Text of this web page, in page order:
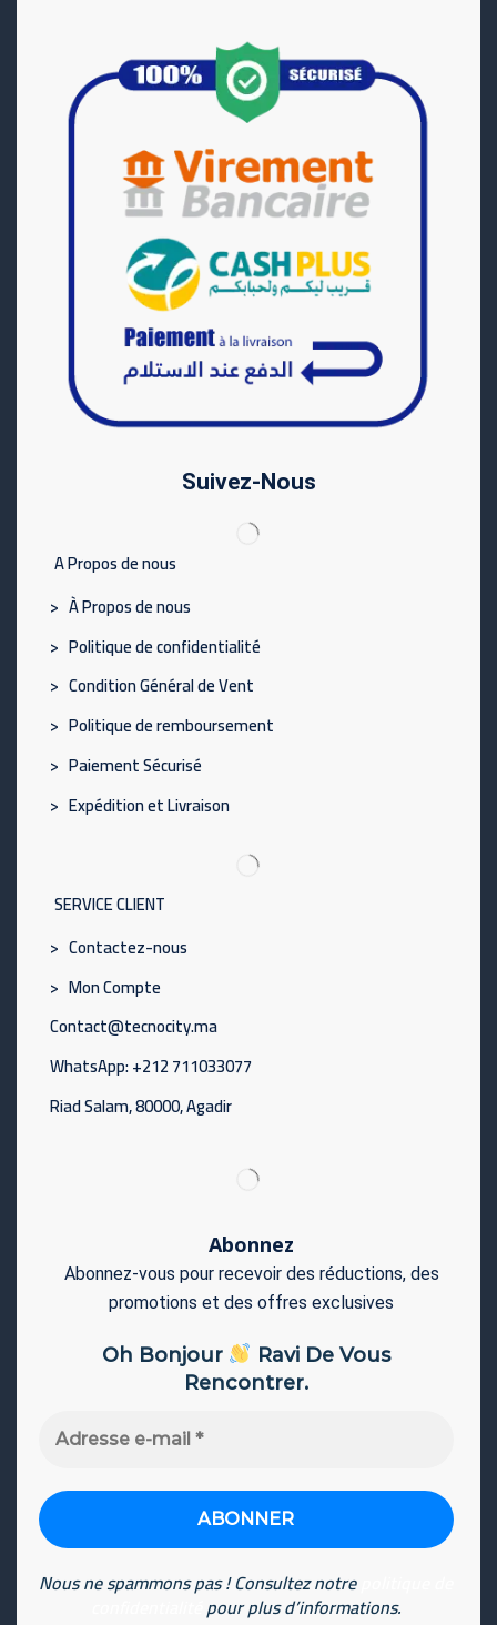
Suivez-Nous
A Propos de nous
> À Propos de nous
> Politique de confidentialité
> Condition Général de Vent
> Politique de remboursement
> Paiement Sécurisé
> Expédition et Livraison
SERVICE CLIENT
> Contactez-nous
> Mon Compte
Contact@tecnocity.ma
WhatsApp: +212 711033077
Riad Salam, 80000, Agadir
Abonnez
Abonnez-vous pour recevoir des réductions, des
promotions et des offres exclusives
Oh Bonjour
Ravi De Vous
Rencontrer.
Nous ne spammons pas ! Consultez notre
pour plus d’informations.